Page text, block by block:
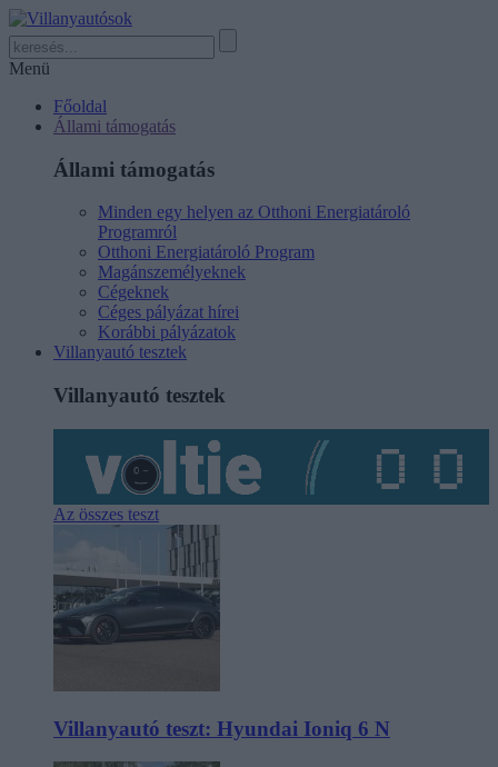
Menü
Főoldal
Állami támogatás
Állami támogatás
Minden egy helyen az Otthoni Energiatároló
Programról
Otthoni Energiatároló Program
Magánszemélyeknek
Cégeknek
Céges pályázat hírei
Korábbi pályázatok
Villanyautó tesztek
Villanyautó tesztek
Az összes teszt
Villanyautó teszt: Hyundai Ioniq 6 N